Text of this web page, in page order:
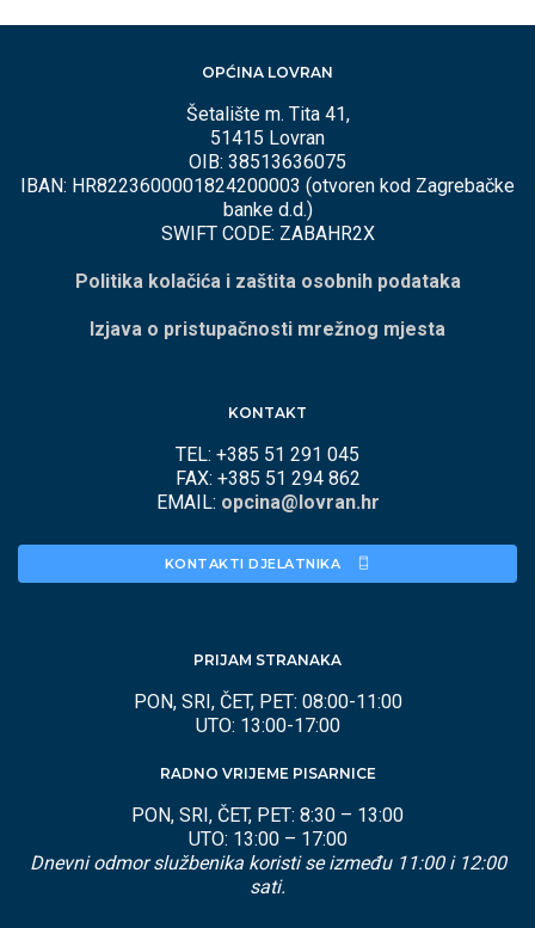
OPĆINA LOVRAN
Šetalište m. Tita 41,
51415 Lovran
OIB: 38513636075
IBAN: HR8223600001824200003 (otvoren kod Zagrebačke
banke d.d.)
SWIFT CODE: ZABAHR2X
Politika kolačića i zaštita osobnih podataka
Izjava o pristupačnosti mrežnog mjesta
KONTAKT
TEL: +385 51 291 045
FAX: +385 51 294 862
EMAIL: opcina@lovran.hr
KONTAKTI DJELATNIKA
PRIJAM STRANAKA
PON, SRI, ČET, PET: 08:00-11:00
UTO: 13:00-17:00
RADNO VRIJEME PISARNICE
PON, SRI, ČET, PET: 8:30 – 13:00
UTO: 13:00 – 17:00
Dnevni odmor službenika koristi se između 11:00 i 12:00
sati.